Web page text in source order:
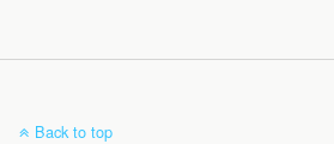
Back to top